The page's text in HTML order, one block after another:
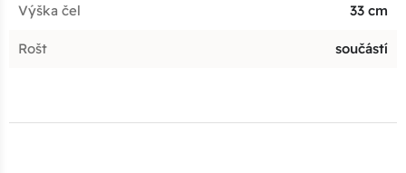
Výška čel 33 cm
Rošt součástí